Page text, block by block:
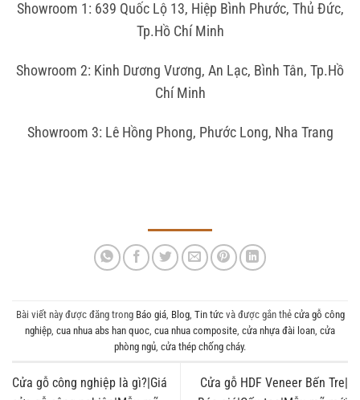
Showroom 1: 639 Quốc Lộ 13, Hiệp Bình Phước, Thủ Đức,
Tp.Hồ Chí Minh
Showroom 2: Kinh Dương Vương, An Lạc, Bình Tân, Tp.Hồ
Chí Minh
Showroom 3: Lê Hồng Phong, Phước Long, Nha Trang
Bài viết này được đăng trong Báo giá, Blog, Tin tứcvà được gắn thẻ cửa gỗ công
nghiệp cua nhua abs han quoc cua nhua composite cửa nhựa đài loan cửa
phòng ngủ cửa thép chống cháy.
Cửa gỗ công nghiệp là gì?|Giá
Cửa gỗ HDF Veneer Bến Tre|